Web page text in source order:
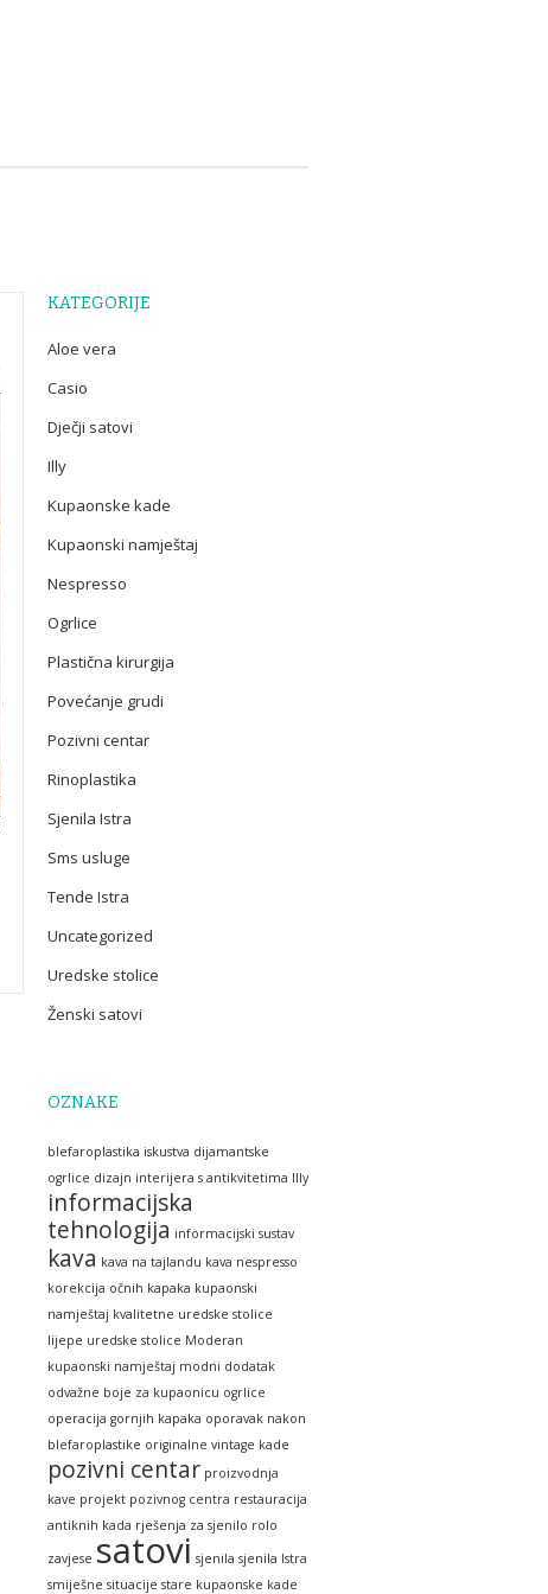
KATEGORIJE
Aloe vera
Casio
Dječji satovi
Illy
Kupaonske kade
Kupaonski namještaj
Nespresso
Ogrlice
Plastična kirurgija
Povećanje grudi
Pozivni centar
Rinoplastika
Sjenila Istra
Sms usluge
Tende Istra
Uncategorized
Uredske stolice
Ženski satovi
OZNAKE
blefaroplastika iskustva dijamantske
ogrlice dizajn interijera s antikvitetima Illy
informacijska
tehnologija informacijski sustav
kava kava na tajlandu kava nespresso
korekcija očnih kapaka kupaonski
namještaj kvalitetne uredske stolice
lijepe uredske stolice Moderan
kupaonski namještaj modni dodatak
odvažne boje za kupaonicu ogrlice
operacija gornjih kapaka oporavak nakon
blefaroplastike originalne vintage kade
pozivni centar proizvodnja
kave projekt pozivnog centra restauracija
antiknih kada rješenja za sjenilo rolo
zavjese satovi sjenila sjenila Istra
smiješne situacije stare kupaonske kade